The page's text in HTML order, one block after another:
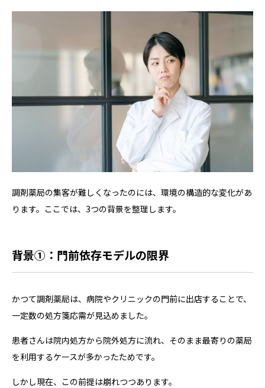
調剤薬局の集客が難しくなったのには、環境の構造的な変化があ
ります。ここでは、3つの背景を整理します。
背景①：門前依存モデルの限界
かつて調剤薬局は、病院やクリニックの門前に出店することで、
一定数の処方箋応需が見込めました。
患者さんは院内処方から院外処方に流れ、そのまま最寄りの薬局
を利用するケースが多かったためです。
しかし現在、この前提は崩れつつあります。